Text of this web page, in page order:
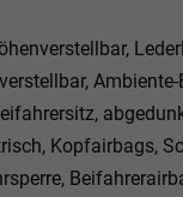
Kopfairbags,